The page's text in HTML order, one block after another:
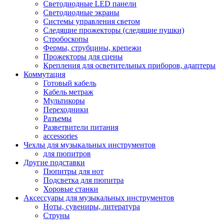
Светодиодные LED панели
Светодиодные экраны
Системы управления светом
Следящие прожекторы (следящие пушки)
Стробоскопы
Фермы, струбцины, крепежи
Прожекторы для сцены
Крепления для осветительных приборов, адаптеры
Коммутация
Готовый кабель
Кабель метраж
Мультикоры
Переходники
Разъемы
Разветвители питания
accessories
Чехлы для музыкальных инструментов
для пюпитров
Другие подставки
Пюпитры для нот
Подсветка для пюпитра
Хоровые станки
Аксессуары для музыкальных инструментов
Ноты, сувениры, литература
Струны